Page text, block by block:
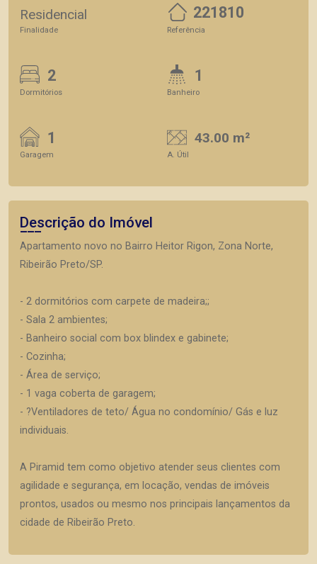
Residencial
Finalidade
221810
Referência
2
Dormitórios
1
Banheiro
1
Garagem
43.00 m²
A. Útil
Descrição do Imóvel
Apartamento novo no Bairro Heitor Rigon, Zona Norte,
Ribeirão Preto/SP.
- 2 dormitórios com carpete de madeira;;
- Sala 2 ambientes;
- Banheiro social com box blindex e gabinete;
- Cozinha;
- Área de serviço;
- 1 vaga coberta de garagem;
- ?Ventiladores de teto/ Água no condomínio/ Gás e luz
individuais.
A Piramid tem como objetivo atender seus clientes com
agilidade e segurança, em locação, vendas de imóveis
prontos, usados ou mesmo nos principais lançamentos da
cidade de Ribeirão Preto.